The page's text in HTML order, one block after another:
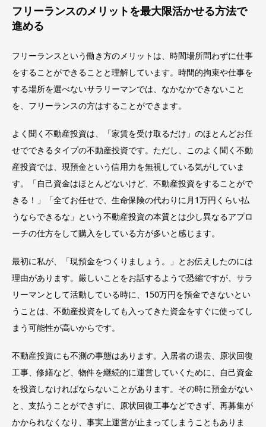
フリーランスのメリットを最大限活かせる方法で
進める
フリーランスという働き方のメリットは、時間場所問わずに仕事
をすることができることと理解しています。時間的拘束や仕事を
する場所を選べないサラリーマンでは、なかなかできないこと
を、フリーランスの方はすることができます。
よく聞く不動産投資は、「家賃を受け取るだけ」のほとんどお任
せでできるタイプの不動産投資です。ただし、このよく聞く不動
産投資では、現預金という信用力を無視している気がしていま
す。「自己資金はほとんどないけど、不動産投資をすることがで
きる！」「全てお任せで、生命保険の代わりに月1万円くらい払
うならできるな」という不動産投資の本質とは少し異なるアプロ
ーチの仕方をして購入をしている方が多いと感じます。
最初に私が、「現預金をつくりましょう。」とお伝えしたのには
理由があります。厳しいことをお話するようで恐縮ですが、サラ
リーマンとして活動している時に、150万円を預金できないとい
うことは、不動産投資をしても入ってきた資金をすぐに使ってし
まう可能性が高いからです。
不動産投資にも不測の事態はあります。入居者の退去、原状回復
工事、修繕など、物件を継続的に運営していくために、自己資金
を投資しなければならないことがあります。その時に預金がない
と、支払うことができずに、原状回復工事などできず、再募集が
かかられなくなり、事実上運営が止まってしまうこともありま